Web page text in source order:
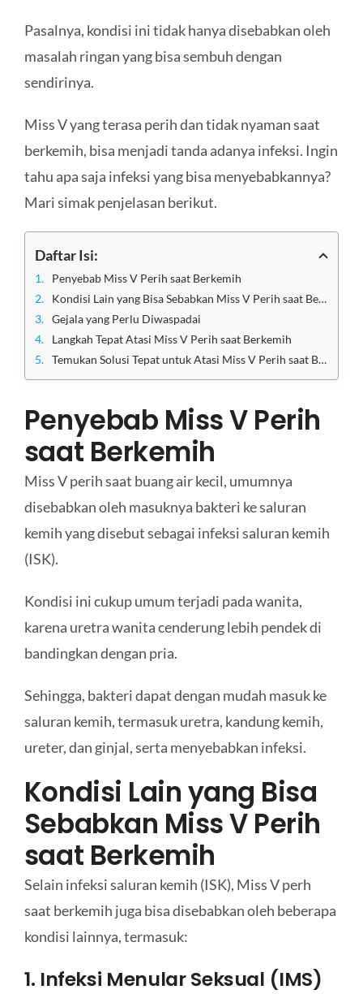
Pasalnya, kondisi ini tidak hanya disebabkan oleh
masalah ringan yang bisa sembuh dengan
sendirinya.
Miss V yang terasa perih dan tidak nyaman saat
berkemih, bisa menjadi tanda adanya infeksi. Ingin
tahu apa saja infeksi yang bisa menyebabkannya?
Mari simak penjelasan berikut.
Daftar Isi:
Penyebab Miss V Perih saat Berkemih
Kondisi Lain yang Bisa Sebabkan Miss V Perih saat Berkemih
Gejala yang Perlu Diwaspadai
Langkah Tepat Atasi Miss V Perih saat Berkemih
Temukan Solusi Tepat untuk Atasi Miss V Perih saat Berkemih di Klinik Utama Sentosa
Penyebab Miss V Perih
saat Berkemih
Miss V perih saat buang air kecil, umumnya
disebabkan oleh masuknya bakteri ke saluran
kemih yang disebut sebagai infeksi saluran kemih
(ISK).
Kondisi ini cukup umum terjadi pada wanita,
karena uretra wanita cenderung lebih pendek di
bandingkan dengan pria.
Sehingga, bakteri dapat dengan mudah masuk ke
saluran kemih, termasuk uretra, kandung kemih,
ureter, dan ginjal, serta menyebabkan infeksi.
Kondisi Lain yang Bisa
Sebabkan Miss V Perih
saat Berkemih
Selain infeksi saluran kemih (ISK), Miss V perh
saat berkemih juga bisa disebabkan oleh beberapa
kondisi lainnya, termasuk:
1. Infeksi Menular Seksual (IMS)